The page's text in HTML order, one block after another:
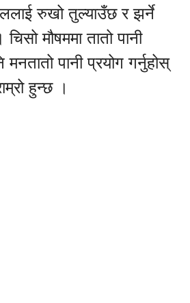
रुखो तुल्याउँछ र झर्ने
मौषममा तातो पानी
मनतातो पानी प्रयोग गर्नुहोस्
हुन्छ ।